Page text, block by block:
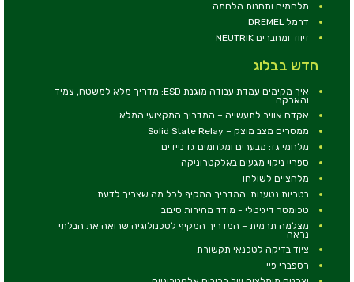
מלחמים ותחנות הלחמה
דרמל DREMEL
זיווד ומחברים NEUTRIK
חדש בבלוג
איך מקימים עמדת עבודה מוגנת ESD: מדריך מלא למשטח, צמיד
והארקה
אקדח אוויר לתעשייה – המדריך המקצועי המלא
ממסרים מצב מוצק – Solid State Relay
מלחמי גז: מבערים ומלחמים גז ניידים
ספריי ניקוי מגעים באלקטרוניקה
מלחציים לשולחן
בטריות נטענות: המדריך המקיף לכל מה שצריך לדעת
טכומטר דיגיטלי - מודד מהירות סיבוב
מצלמה תרמית – המדריך המקיף לטכנולוגיה שרואה את הבלתי
נראה
ציוד בדיקה לטכנאי תקשורת
רספברי פיי